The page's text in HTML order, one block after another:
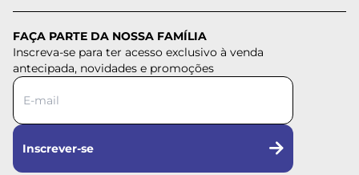
FAÇA PARTE DA NOSSA FAMÍLIA
Inscreva-se para ter acesso exclusivo à venda
antecipada, novidades e promoções
Inscrever-se